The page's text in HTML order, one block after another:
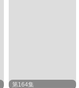
第164集